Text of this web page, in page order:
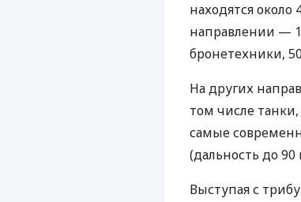
находятся
направлении —
бронетехники,
На других
том числе
самые
(дальность до 90
Выступая с